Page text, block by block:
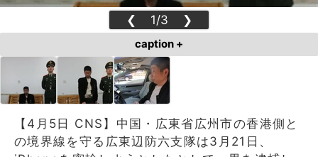
❮ 1/3 ❯
caption +
【4月5日 CNS】中国・広東省広州市の香港側と
の境界線を守る広東辺防六支隊は3月21日、